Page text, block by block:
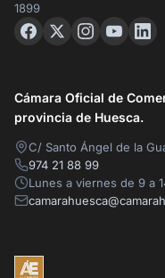
1899
Cámara Oficial de
provincia de Huesca.
C/ Santo Ángel de la
974 21 88 99
Lunes a viernes de 9 a